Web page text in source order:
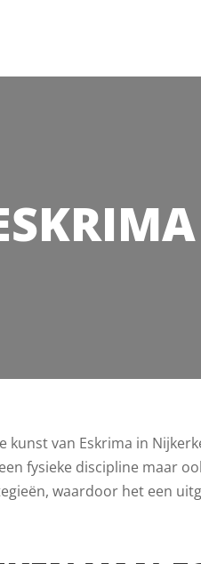
kunst van Eskrima in
fysieke discipline maar
waardoor het een